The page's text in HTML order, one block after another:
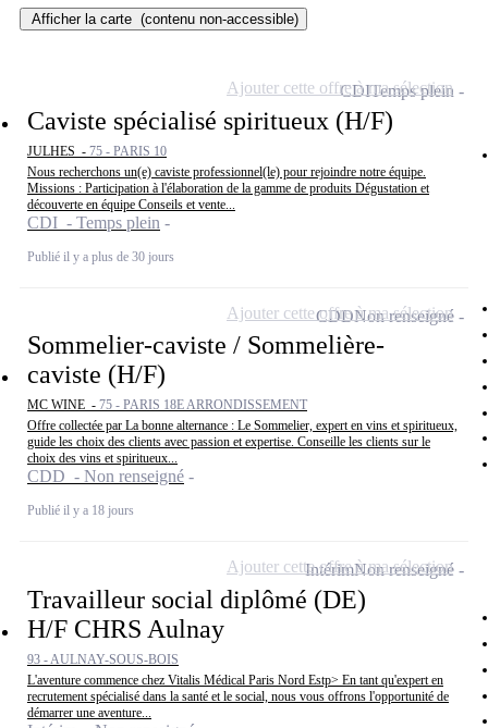
Afficher la carte (contenu non-accessible)
Caviste spécialisé spiritueux (H/F)
JULHES - 75 - PARIS 10
Nous recherchons un(e) caviste professionnel(le) pour rejoindre notre équipe.
Missions : Participation à l'élaboration de la gamme de produits Dégustation et
découverte en équipe Conseils et vente...
CDI - Temps plein
Publié il y a plus de 30 jours
CDITemps plein
Ajouter cette offre à ma sélection
Sommelier-caviste / Sommelière-
caviste (H/F)
MC WINE - 75 - PARIS 18E ARRONDISSEMENT
Offre collectée par La bonne alternance : Le Sommelier, expert en vins et spiritueux,
guide les choix des clients avec passion et expertise. Conseille les clients sur le
choix des vins et spiritueux...
CDD - Non renseigné
Publié il y a 18 jours
CDDNon renseigné
Ajouter cette offre à ma sélection
Travailleur social diplômé (DE)
H/F CHRS Aulnay
93 - AULNAY-SOUS-BOIS
L'aventure commence chez Vitalis Médical Paris Nord Estp> En tant qu'expert en
recrutement spécialisé dans la santé et le social, nous vous offrons l'opportunité de
démarrer une aventure...
IntérimNon renseigné
Ajouter cette offre à ma sélection